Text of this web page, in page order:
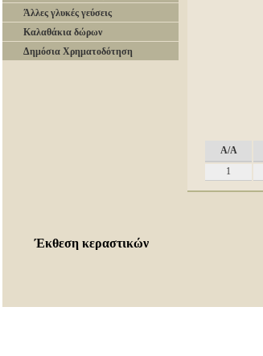
Άλλες γλυκές γεύσεις
Καλαθάκια δώρων
Δημόσια Χρηματοδότηση
Έκθεση κεραστικών
A/A
1